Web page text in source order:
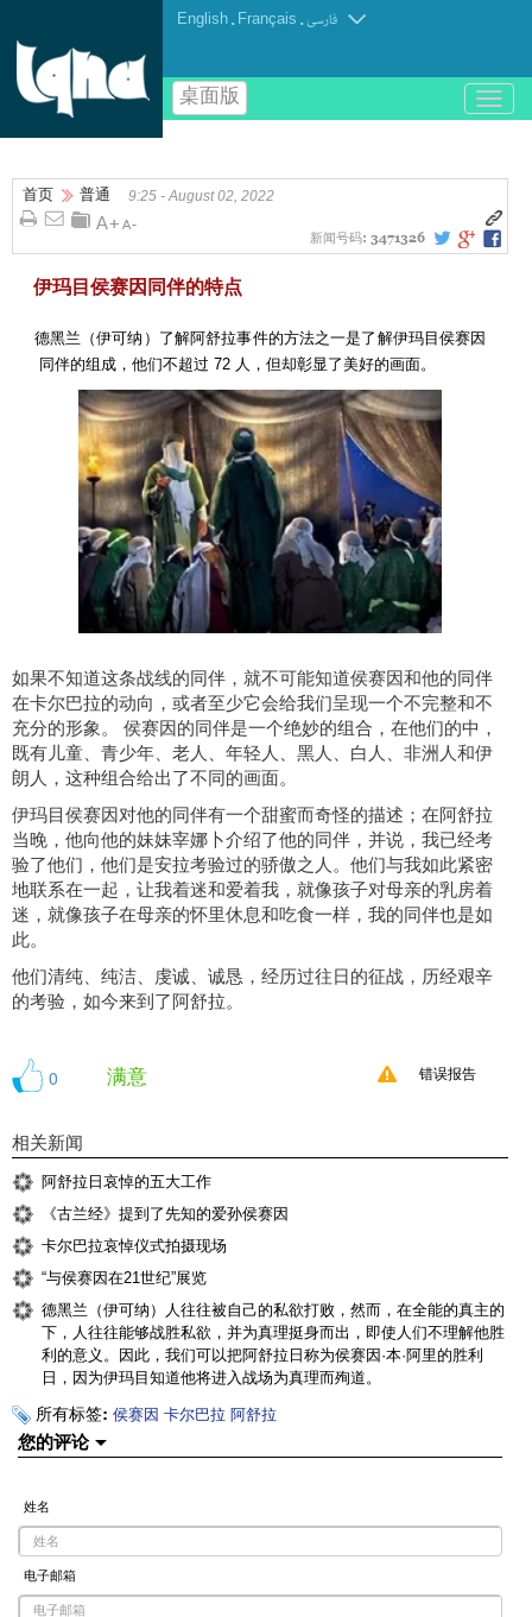
English . Français .فارسی
桌面版
باز
و
کردن
首页 普通 9:25 - August 02, 2022
新闻号码: 3471326
伊玛目侯赛因同伴的特点
德黑兰（伊可纳）了解阿舒拉事件的方法之一是了解伊玛目侯赛因
同伴的组成，他们不超过 72 人，但却彰显了美好的画面。
如果不知道这条战线的同伴，就不可能知道侯赛因和他的同伴
在卡尔巴拉的动向，或者至少它会给我们呈现一个不完整和不
充分的形象。 侯赛因的同伴是一个绝妙的组合，在他们的中，
既有儿童、青少年、老人、年轻人、黑人、白人、非洲人和伊
朗人，这种组合给出了不同的画面。
伊玛目侯赛因对他的同伴有一个甜蜜而奇怪的描述；在阿舒拉
当晚，他向他的妹妹宰娜卜介绍了他的同伴，并说，我已经考
验了他们，他们是安拉考验过的骄傲之人。他们与我如此紧密
地联系在一起，让我着迷和爱着我，就像孩子对母亲的乳房着
迷，就像孩子在母亲的怀里休息和吃食一样，我的同伴也是如
此。
他们清纯、纯洁、虔诚、诚恳，经历过往日的征战，历经艰辛
的考验，如今来到了阿舒拉。
0 满意 错误报告
相关新闻
阿舒拉日哀悼的五大工作
《古兰经》提到了先知的爱孙侯赛因
卡尔巴拉哀悼仪式拍摄现场
“与侯赛因在21世纪”展览
德黑兰（伊可纳）人往往被自己的私欲打败，然而，在全能的真主的
下，人往往能够战胜私欲，并为真理挺身而出，即使人们不理解他胜
利的意义。因此，我们可以把阿舒拉日称为侯赛因·本·阿里的胜利
日，因为伊玛目知道他将进入战场为真理而殉道。
所有标签: 侯赛因 卡尔巴拉 阿舒拉
您的评论
姓名
电子邮箱